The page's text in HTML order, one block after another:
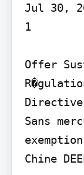
Jul 30,
1
Offer
Directive
Sans
Chine